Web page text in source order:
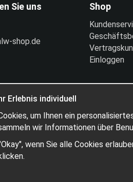
Sie uns
shop.de
Shop
Einloggen
Erlebnis individuell
um Ihnen ein
wir Informationen über
wenn Sie alle Cookies